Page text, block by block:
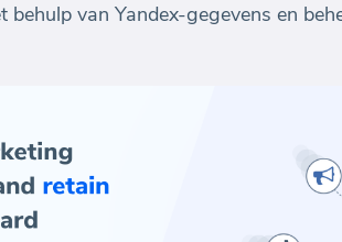
van Yandex-gegevens en